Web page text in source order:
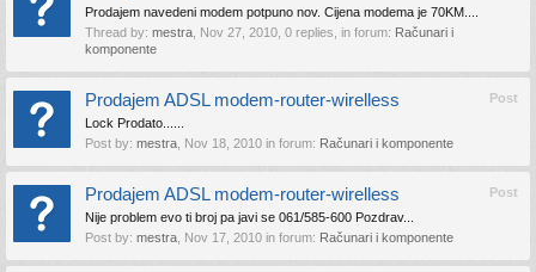
Prodajem navedeni modem potpuno nov. Cijena modema je 70KM....
Thread by: mestra Nov 27, 2010 , 0 replies, in forum: Računari i
komponente
Post
Prodajem ADSL modem-router-wirelless
Lock Prodato......
Post by: mestra Nov 18, 2010 in forum: Računari i komponente
Post
Prodajem ADSL modem-router-wirelless
Nije problem evo ti broj pa javi se 061/585-600 Pozdrav...
Post by: mestra Nov 17, 2010 in forum: Računari i komponente